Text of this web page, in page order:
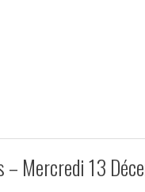
– Mercredi 13